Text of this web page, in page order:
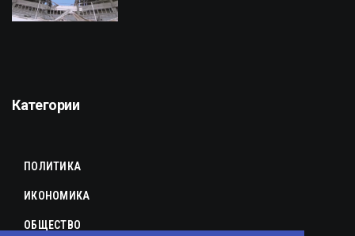
Категории
ПОЛИТИКА
ИКОНОМИКА
ОБЩЕСТВО